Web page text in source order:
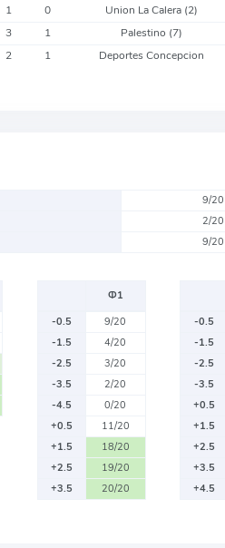
1 0 Union La Calera (2)
3 1 Palestino (7)
2 1 Deportes Concepcion
9/20
2/20
9/20
Ф1
-0.5
9/20
-1.5
4/20
-2.5
3/20
-3.5
2/20
-4.5
0/20
+0.5
11/20
+1.5
18/20
+2.5
19/20
+3.5
20/20
-0.5
-1.5
-2.5
-3.5
+0.5
+1.5
+2.5
+3.5
+4.5